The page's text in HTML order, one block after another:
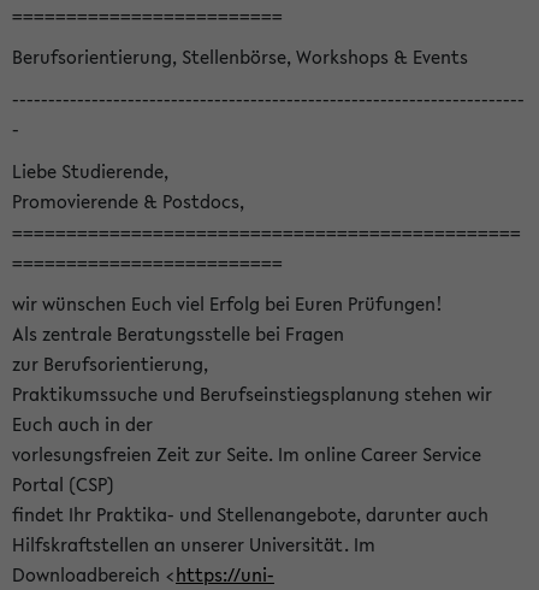
=========================
Berufsorientierung, Stellenbörse, Workshops & Events
-----------------------------------------------------------------------
-
Liebe Studierende,
Promovierende & Postdocs,
===============================================
=========================
wir wünschen Euch viel Erfolg bei Euren Prüfungen!
Als zentrale Beratungsstelle bei Fragen
zur Berufsorientierung,
Praktikumssuche und Berufseinstiegsplanung stehen wir
Euch auch in der
vorlesungsfreien Zeit zur Seite. Im online Career Service
Portal (CSP)
findet Ihr Praktika- und Stellenangebote, darunter auch
Hilfskraftstellen an unserer Universität. Im
Downloadbereich <https://uni-